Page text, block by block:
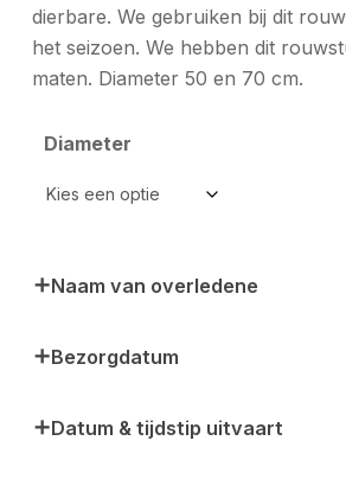
dierbare. We gebruiken bij dit
het seizoen. We hebben dit
maten. Diameter 50 en 70 cm.
Diameter
Naam van overledene
Bezorgdatum
Datum & tijdstip uitvaart